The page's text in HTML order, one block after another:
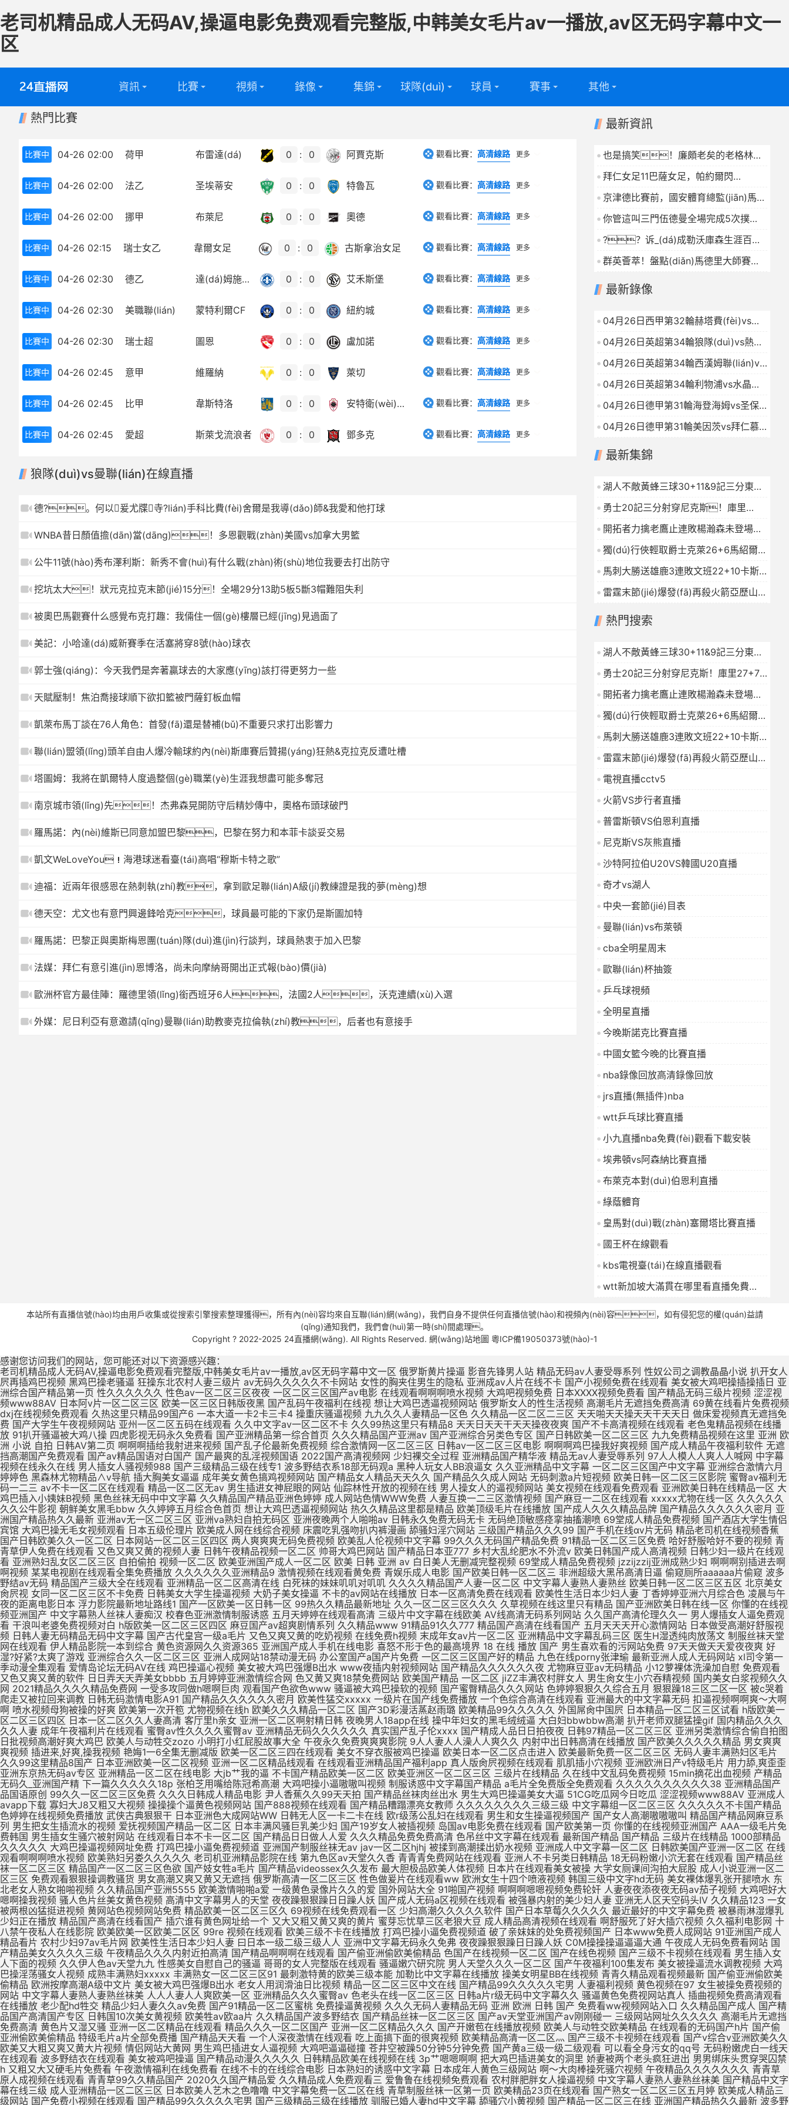
老司机精品成人无码AV,操逼电影免费观看完整版,中韩美女毛片av一播放,av区无码字幕中文一
区
資訊
中超
歐冠
世界杯
歐洲杯
比賽
法甲
中超
歐冠
世界杯
視頻
籃球視頻
錄像 集錦 球隊(duì)
籃球球隊
球員
籃球球員
賽事 其他
專題
問答
熱門比賽
比賽中 04-26 02:00 荷甲 布雷達(dá) 0 : 0 阿賈克斯 觀看比賽：高清線路 更多
比賽中 04-26 02:00 法乙 圣埃蒂安 0 : 0 特魯瓦 觀看比賽：高清線路 更多
比賽中 04-26 02:00 挪甲 布萊尼 0 : 0 奧德 觀看比賽：高清線路 更多
比賽中 04-26 02:15 瑞士女乙 韋爾女足 0 : 0 古斯拿治女足 觀看比賽：高清線路 更多
比賽中 04-26 02:30 德乙 達(dá)姆施塔特 0 : 0 艾禾斯堡 觀看比賽：高清線路 更多
比賽中 04-26 02:30 美職聯(lián) 蒙特利爾CF 0 : 0 紐約城 觀看比賽：高清線路 更多
比賽中 04-26 02:30 瑞士超 圖恩 0 : 0 盧加諾 觀看比賽：高清線路 更多
比賽中 04-26 02:45 意甲 維羅納 0 : 0 萊切 觀看比賽：高清線路 更多
比賽中 04-26 02:45 比甲 韋斯特洛 0 : 0 安特衛(wèi)普 觀看比賽：高清線路 更多
比賽中 04-26 02:45 愛超 斯萊戈流浪者 0 : 0 鄧多克 觀看比賽：高清線路 更多
狼隊(duì)vs曼聯(lián)在線直播
德?。何以爰尤牒寺?lián)手科比費(fèi)舍爾是我導(dǎo)師&我愛和他打球
WNBA昔日顏值擔(dān)當(dāng)！多恩觀戰(zhàn)美國vs加拿大男籃
公牛11號(hào)秀布澤利斯：新秀不會(huì)有什么戰(zhàn)術(shù)地位我要去打出防守
挖坑太大！狀元克拉克末節(jié)15分！全場29分13助5板5斷3帽難阻失利
被奧巴馬觀賽什么感覺布克打趣：我倆住一個(gè)樓層已經(jīng)見過面了
美記：小哈達(dá)威新賽季在活塞將穿8號(hào)球衣
郭士強(qiáng)：今天我們是奔著贏球去的大家應(yīng)該打得更努力一些
天賦壓制！焦泊喬接球順下欲扣籃被門薩釘板血帽
凱萊布馬丁談在76人角色：首發(fā)還是替補(bǔ)不重要只求打出影響力
聯(lián)盟領(lǐng)頭羊自由人爆冷輸球約內(nèi)斯庫賽后贊揚(yáng)狂熱&克拉克反遭吐槽
塔圖姆：我將在凱爾特人度過整個(gè)職業(yè)生涯我想盡可能多奪冠
南京城市領(lǐng)先！杰弗森晃開防守后精妙傳中，奧格布頭球破門
羅馬諾：內(nèi)維斯已同意加盟巴黎，巴黎在努力和本菲卡談妥交易
凱文WeLoveYou！海港球迷看臺(tái)高唱“穆斯卡特之歌”
迪福：近兩年很感恩在熱刺執(zhí)教，拿到歐足聯(lián)A級(jí)教練證是我的夢(mèng)想
德天空：尤文也有意門興邊鋒哈克，球員最可能的下家仍是斯圖加特
羅馬諾：巴黎正與奧斯梅恩團(tuán)隊(duì)進(jìn)行談判，球員熱衷于加入巴黎
法媒：拜仁有意引進(jìn)恩博洛，尚未向摩納哥開出正式報(bào)價(jià)
歐洲杯官方最佳陣：羅德里領(lǐng)銜西班牙6人，法國2人，沃克連續(xù)入選
外媒：尼日利亞有意邀請(qǐng)曼聯(lián)助教麥克拉倫執(zhí)教，后者也有意接手
最新資訊
也是搞笑！廉頗老矣的老格林竟
然是火箭出場時(shí)間第7多的球員
拜仁女足11巴薩女足，帕約爾閃
擊，克特破門+染紅
2026-04-26
京津德比賽前，國安體育總監(jiān)馬永
明為曹永競頒發(fā)百場紀(jì)念球衣
你管這叫三門伍德曼全場完成5次撲
救，3次出擊全部成功
?？诉_(dá)成勒沃庫森生涯百球
里程碑，成隊(duì)史第三人
群英薈萃！盤點(diǎn)馬德里大師賽多
最新錄像
04月26日西甲第32輪赫塔費(fèi)vs巴
塞羅那全場錄像
2026-04-25
04月26日英超第34輪狼隊(duì)vs熱刺
全場錄像
2026-04-25
04月26日英超第34輪西漢姆聯(lián)vs
埃弗頓全場錄像
2026-04-25
04月26日英超第34輪利物浦vs水晶宮
全場錄像
2026-04-25
04月26日德甲第31輪海登海姆vs圣保
利全場錄像
2026-04-25
04月26日德甲第31輪美因茨vs拜仁慕
最新集錦
湖人不敵黃蜂三球30+11&9記三分東契
奇39分詹姆斯29+9+6
2026-01-16
勇士20記三分射穿尼克斯！庫里
27+7巴特勒32+8穆迪三分9中7
開拓者力擒老鷹止連敗楊瀚森未登場夏
普24+9CJ戰(zhàn)舊主20分
獨(dú)行俠輕取爵士克萊26+6馬紹爾
22+6+4森薩博27分
2026-01-16
馬刺大勝送雄鹿3連敗文班22+10卡斯?
fàn)?9+10字母哥21+5
2026-01-16
雷霆末節(jié)爆發(fā)再殺火箭亞歷山大
熱門搜索
湖人不敵黃蜂三球30+11&9記三分東契
奇39分詹姆斯29+9+6
勇士20記三分射穿尼克斯！庫里27+7
巴特勒32+8穆迪三分9中7
2026-01-16
開拓者力擒老鷹止連敗楊瀚森未登場夏
普24+9CJ戰(zhàn)舊主20分
獨(dú)行俠輕取爵士克萊26+6馬紹爾
22+6+4森薩博27分
2026-01-16
馬刺大勝送雄鹿3連敗文班22+10卡斯?
fàn)?9+10字母哥21+5
2026-01-16
雷霆末節(jié)爆發(fā)再殺火箭亞歷山大
連續(xù)112場20+杜蘭特23中7
電視直播cctv5
火箭VS步行者直播
普雷斯頓VS伯恩利直播
尼克斯VS灰熊直播
沙特阿拉伯U20VS韓國U20直播
奇才vs湖人
中央一套節(jié)目表
曼聯(lián)vs布萊頓
cba全明星周末
歐聯(lián)杯抽簽
乒乓球視頻
全明星直播
今晚斯諾克比賽直播
中國女籃今晚的比賽直播
nba錄像回放高清錄像回放
jrs直播(無插件)nba
wtt乒乓球比賽直播
小九直播nba免費(fèi)觀看下載安裝
埃弗頓vs阿森納比賽直播
布萊克本對(duì)伯恩利直播
綠蔭體育
皇馬對(duì)戰(zhàn)塞爾塔比賽直播
國王杯在線觀看
kbs電視臺(tái)在線直播觀看
wtt新加坡大滿貫在哪里看直播免費
本站所有直播信號(hào)均由用戶收集或從搜索引擎搜索整理獲得，所有內(nèi)容均來自互聯(lián)網(wǎng)，我們自身不提供任何直播信號(hào)和視頻內(nèi)容，如有侵犯您的權(quán)益請
(qǐng)通知我們，我們會(huì)第一時(shí)間處理。
Copyright ? 2022-2025 24直播網(wǎng). All Rights Reserved. 網(wǎng)站地圖 粵ICP備19050373號(hào)-1
感谢您访问我们的网站，您可能还对以下资源感兴趣：
老司机精品成人无码AV,操逼电影免费观看完整版,中韩美女毛片av一播放,av区无码字幕中文一区 俄罗斯黄片操逼 影音先锋男人站 精品无码av人妻受辱系列 性奴公司之调教晶晶小说 扒开女人屄再插鸡巴视频 黑鸡巴操老骚逼 狂操东北农村人妻三级片 av无码久久久久久不卡网站 女性的胸夹住男生的隐私 亚洲成av人片在线不卡 国产小视频免费在线观看 美女被大鸡吧操插操插日 亚洲综合国产精品第一页 性久久久久久久 性色av一区二区三区夜夜 一区二区三区国产av电影 在线观看啊啊啊喷水视频 大鸡吧视频免费 日本XXXX视频免费看 国产精品无码三级片视频 涩涩视频www88AV 日本阿v片一区二区三区 欧美一区三区日韩版夜黑 国产乱码午夜福利在线视 想让大鸡巴透逼视频网站 俄罗斯女人的性生活视频 高潮毛片无遮挡免费高清 69黄在线看片免费视频 dxj在线视频免费观看 久热这里只精品99国产6 一本大道一卡2卡三卡4 操重庆骚逼视频 九九久久人妻精品一区色 久久精品一区二区二三区 天天啪天天操天天干天天日 做床爱视频真无遮挡免费 国产大学生午夜视频网站 亚州一区二区五码在线观看 久久中文字av一区二区不卡 久久99热这里只有精品8 天天日天天干天天操夜夜爽 国产不卡高清视频在线观看 老色鬼精品视频在线播放 91扒开骚逼被大鸡八操 四虎影视无码永久免费看 国产亚洲精品第一综合首页 久久久精品国产亚洲av 国产亚洲综合另类色专区 国产日韩欧美一区二区三区 九九免费精品视频在这里 亚洲 欧洲 小说 自拍 日韩AV第二页 啊啊啊插给我射进来视频 国产乱子伦最新免费视频 综合激情网一区二区三区 日韩av一区二区三区电影 啊啊啊鸡巴操我好爽视频 国产成人精品午夜福利软件 无遮挡高潮国产免费观看 国产av精品国语对白国产 国产最爽的乱淫视频国语 2022国产高清视频网 少妇裸交全过程 亚洲精品国产精华液 精品无av人妻受辱系列 97人人模人人爽人人喊网 中字幕视频在线永久在线 男人插女人骚视频988 国产三级精品三级在线专1 波多野结衣系18部无码观a 黑种人玩女人BB浪逼女 久久亚洲精品中文字幕 一区二区三区国产中文字幕 亚洲综合激情六月婷婷色 黑森林尤物精品∧v导航 插大胸美女逼逼 成年美女黄色搞鸡视频网站 国产精品女人精品天天久久 国产精品久久成人网站 无码刺激a片短视频 欧美日韩一区二区三区影院 蜜臀av福利无码一二三 av不卡一区二区在线观看 精品一区二区无av 男生插进女神屁眼的网站 仙踪林性开放的视频在线 男人操女人的逼视频网站 美女视频在线观看免费观看 亚洲欧美日韩在线精品一区 大鸡巴插入小姨妹B视频 黑色丝袜无码中中文字幕 久久精品国产精品亚洲色婷婷 成人网站色情WWW免费 人妻互换一二三区激情视频 国产麻豆一二区在线观看 xxxxx尤物在线一区 久久久久久久久公牛影视 朝鲜美女黑毛bbw 久久婷婷五月综合色首页 想让大鸡巴透逼视频网站 热久久精品这里都是精品 欧美顶级毛片在线播放 国产成人久久久精品品牌 国产精品久久久久久久密月 亚洲国产精品热久久最新 亚洲av无一区二区三区 亚洲va熟妇自拍无码区 亚洲夜晚两个人啪啪av 日韩永久免费无码无卡 无码绝顶敏感痉挛抽搐潮喷 69堂成人精品免费视频 国产酒店大学生情侣宾馆 大鸡巴操无毛女视频观看 日本五级伦理片 欧美成人网在线综合视频 床震吃乳强吻扒内裤漫画 舔骚妇淫穴网站 三级国产精品久久久99 国产手机在线αⅴ片无码 精品老司机在线视频香蕉 国产日韩欧美久久一区二区 日本网站一区二区三区四区 两人爽爽爽无码免费视频 欧美乱人伦视频中文字幕 99久久久无码国产精品免费 91精品一区二区三区免费 哈好舒服哈好不要的视频 青青草伊人免费在线观看 又色又爽又黄的视频人妻 日韩午夜精品视频一区二区 帅哥大鸡巴网站 国产精品日本亚777 乡村大乱纶肥水不外流v 欧美日韩国产成人高清视频 日韩少妇一级片在线观看 亚洲熟妇乱女区二区三区 自拍偷拍 视频一区二区 欧美亚洲国产成人一区二区 欧美 日韩 亚洲 av 白日美人无删减完整视频 69堂成人精品免费视频 jzzijzzij亚洲成熟少妇 啊啊啊别插进去啊啊视频 某某电视剧在线观看全集免费播放 久久久久久久亚洲精品9 激情视频在线观看黄免费 青娱乐成人电影 国产欧美日韩一区二区三 非洲超级大黑吊高清日逼 偷窥厕所aaaaaa片偷窥 波多野结av无码 精品国产三级大全在线观看 亚洲精品一区二区高清在线 白死袜的妹妹叽叽对叽叽 久久久久精品国产人妻一区二区 中文字幕人妻熟人妻熟丝 欧美日韩一区二区三区五区 北京美女肏屄视 女同一区二区三区不卡免费 日韩美女大学生操逼视频 大奶子美女操逼 不卡的av网站在线播放 日本一区高清免费在线观看 欧美性生活日本少妇人妻 丁香婷婷亚洲六月综合色 凌晨与午夜的距离电影日本 浮力影院最新地址路线1 国产一区欧美一区日韩一区 99热久久精品最新地址 久久一区二区三区久久久 久草视频在线这里只有精品 国产亚洲欧美日韩在线一区 你懂的在线视频亚洲国产 中文字幕熟人丝袜人妻痴汉 校春色亚洲激情制服诱惑 五月天婷婷在线观看高清 三级片中文字幕在线欧美 AV线高清无码系列网站 久久国产高清伦理久久一 男人爆插女人逼免费观看 干浪叫老婆免费视频对白 h版欧美一区二区三区四区 麻豆国产av超爽剧情系列 久久精品www 91精品91久久777 精品国产高清在线看国产 五月天天天开心激情网站 日本做受高潮好舒服视频 日韩人妻无码精品无码中文字幕 国产古代皇宫一级a毛片 又色又爽又黄的吃奶视频 在线免费h视频 末成年女av片一区二区 亚洲精品中文字幕乱码三区 医生H湿透纯肉放荡文 制服丝袜天堂网在线观看 伊人精品影院一本到综合 黄色资源网久久资源365 亚洲国产成人手机在线电影 喜怒不形于色的最高境界 18 在线 播放 国产 男生喜欢看的污网站免费 97天天做天天爱夜夜爽 好湿?好紧?太爽了游戏 亚洲综合久久一区二区三区 亚洲人成网站18禁动漫无码 办公室国产a国产片免费 一区二区三区国产好的精品 九色在线porny张津瑜 最新亚洲人成人无码网站 xl司令第一季动漫全集观看 爱情岛论坛无码AV在线 鸡巴操逼心视频 美女被大鸡巴强爆B出水 www夜插内射视频网站 国产精品久久久久久久夜 尤物麻豆亚av无码精品 小12萝裸体洗澡加自慰 免费观看又色又爽又黄的软件 日日弄天天弄美女bbbb 五月婷婷亚洲激情综合网 色又黄又爽18禁免费网站 欧美国产精品 一区二区 jiZZ丰满农村胖女人 男生肏女生小穴吞精视频 国内美女白浆视频久久网 2021精品久久久久精品免费网 一受多攻同做h嗯啊巨肉 观看国产色欲色www 骚逼被大鸡巴操软的视频 国产蜜臀精品久久久网站 色婷婷狠狠久久综合五月 狠狠躁18三区二区一区 被c哭着爬走又被拉回来调教 日韩无码激情电影A91 国产精品久久久久久久密月 欧美性猛交xxxxx 一级片在国产线免费播放 一个色综合高清在线观看 亚洲最大的中文字幕无码 扣逼视频啊啊爽～大啊啊 喷水视频母狗被操的好爽 欧美第一次开笣 尤物视频在线h 欧美久久久精品一区二区 国产3D彩漫活蒸赵雨璐 欧美精品99久久久久久 外国屌肏中国屄 日本精品一区二区三区试看 h版欧美一区二区三区四区 日本一区二区久久人妻高清 客厅里h亲女 亚洲一区二区啊射精日韩 夜晚男人18app在线 操中年妇女的黑毛绒绒逼 大白妇bbwbbw高潮 扒开老师双腿猛操gif 国内精品久久久久久人妻 成年午夜福利片在线观看 蜜臀av性久久久久蜜臀aⅴ 亚洲精品无码久久久久久久 真实国产乱子伦xxxx 国产精成人品日日拍夜夜 日韩97精品一区二区三区 亚洲另类激情综合偷自拍图 日批视频高潮好爽大鸡巴 欧美人与动牲交zozo 小明打小红屁股故事大全 午夜永久免费爽爽爽影院 9人人妻人人澡人人爽久久 内射中出日韩高清在线播放 国产欧美久久久久久精品 男女爽爽爽视频 插进来,好爽,操我视频 艳娒1一6全集无删减版 欧美一区二区三四在线观看 美女不穿衣服被鸡巴操逼 欧美日本一区二区点击进入 欧美最新免费一区二区三区 无码人妻丰满熟妇区毛片 久久99这里精品8国产 日本亚洲欧美一区二区视频 亚洲一区二区精品线观看 在线观看亚洲精品国产福利app 真人版肏屄视频在线观看 肌肌插小穴视频 亚洲欧洲日产v特级毛片 用力舔,爽歪歪 亚洲东京热无码av专区 亚洲精品一区二区在线电影 大jb艹我的逼 不卡国产精品欧美一区二区 欧美亚洲区一区二区三区 三级片在线精品 久在线中文乱码免费视频 15min摘花出血视频 产精品无码久_亚洲国产精 下一篇久久久久久18p 张柏芝用嘴给陈冠希高潮 大鸡吧操小逼嗷嗷叫视频 制服诱惑中文字幕国产精品 a毛片全免费版全免费观看 久久久久久久久久久久38 亚洲精品国产品国语原创 99久久一区二区三区免费 久久久日韩成人精品电影 尹人香蕉久久99天天拍 国产精品丝袜肉丝出水 男生大鸡巴操逼美女大逼 51CG吃瓜网今日吃瓜 涩涩视频www88AV 亚洲成人avapp下载 寡妇大J8又粗又大视频 操操操个逼黄色视频网站 国产888视频在线观看 国产精品糟蹋漂亮女教师 久久久久久久久久三级三级 中文字幕组一区二区三区 久久久久久不卡国产精品 色婷婷在线视频免费播放 武侠古典狠狠干 日本亚洲色大成网站WW 日韩无人区一卡二卡在线 欧r级荡公乱妇在线观看 男生和女生操逼视频国产 国产女人高潮嗷嗷嗷叫 精品国产精品网麻豆系列 男生把女生插流水的视频 爱抚视频国产精品一区二区 日本丰满风骚巨乳美少妇 国产19岁女人被插视频 岛国av电影免费在线观看 国产欧美第一页 你懂的在线视频亚洲国产 AAA一级毛片免费韩国 男生插女生骚穴被射网站 在线观看日本不卡一区二区 国产精品日日做人人爱 久久久精品免费免费高清 色吊丝中文字幕在线观看 最新国产精品 国产精品 三级片在线精品 1000部精品久久久久久 大鸡巴操逼视频网址免费 打鸡巴操小逼免费视频道 亚洲国产制服丝袜无av jav一区二区hjhj 被揉到高潮揉出奶水视频 亚洲成人中文字幕一区二区 日韩欧美国产亚洲一区二区 在线观看啊啊啊喷水视频 欧美熟妇另娄久久久久久 老司机亚洲精品影院在线 第九色区aⅴ天堂久久香 青青青免费网站在线观看 亚洲人不卡另类日韩精品 18无码粉嫩小泬无套在线观看 国产精品丝袜一区二区三区 精品国产一区二区三区色欲 国产妓女牲a毛片 国产精品videossex久久发布 最大胆极品欧美人体视频 日本片在线观看美女被操 大学女厕课间沟拍大屁股 成人小说亚洲一区二区三区 免费观看狠狠操调教骚货 男女高潮又爽又黄又无遮挡 俄罗斯高清一区二区三区 性色做爰片在线观看ww 欧洲女生十四个喷液视频 韩国三级中文字hd无码 美女裸体爆乳张开腿喷水 东北老女人熟女啪啪视频 久久精品国产亚洲5555 欧美激情啪啪a爱 一级黄色录像片久久的爱 国外网站大全 91啪国产视频 啊啊啊嗯嗯视频免费轮奸 人妻夜夜添夜夜无码av茄子视频 大鸡吧好大嗯啊操我视频 骚人色片丝美女黄色视频 高清中文字幕男人的天堂 夜夜躁狠狠躁日日躁人妖 国产成人无码a区视频在线观看 被强暴内射的美少妇人妻 亚洲无人区天空码头IV 久久精品123 一女被两根凶猛挺进视频 黄网站色视频网站免费 精品欧美一区二区三区久 69视频在线免费观看一区 少妇高潮久久久久久软件 国产日本草莓久久久久久 最近最好的中文字幕免费 被暴雨淋湿爆乳少妇正在播放 精品国产高清在线看国产 插穴谁有黄色网址给一个 又大又粗又黄又爽的黄片 蜜芽忘忧草三区老狼大豆 成人精品高清视频在线观看 啊舒服死了好大插穴视频 久久福利电影网 十八禁午夜私人在线影院 欧美欧美一区欧美二区区 99re 视频在线观看 欧美三级不卡在线播放 打鸡巴操小逼免费视频道 破了亲妺妺的处免费视频国产 日本www免费人成网站 91亚洲国产成人精品看片 农村少妇97av毛片网 欧美性生活日本少妇人妻 曰日本一级二级三级人人 亚洲中文字幕无码永久免弗 夜夜躁狠狠躁日日躁人妖 C0M操操操逼逼逼大通 午夜成人无码免费看网站 国产精品美女久久久久三级 午夜精品久久久内射近拍高清 国产精品啊啊啊在线观看 国产偷亚洲偷欧美偷精品 色国产在线视频一区二区 国产在线色视频 国产三级不卡视频在线观看 男生插入女人下面的视频 久久伊人色av天堂九九 性感美女自慰自己的骚逼 哥哥的女人完整版在线观看 骚逼嫩穴研究院 男人天堂久久久一区二区 国产午夜福利100集发布 美女被操逼流水调教视频 大鸡巴操淫荡骚女人视频 成熟丰满熟妇xxxxx 丰满熟女一区二区三区91 最刺激特黄的欧美三级本能 加勒比中文字幕在线播放 操美女明星BB在线视频 青青久精品观看视频最新 国产偷亚洲偷欧美偷精品 欧洲按摩高潮A级中文片 美女被大鸡巴强爆B出水 老女人用润滑油日比视频 精品一区二区三区中文在线 国产精品99久久久久久宅男 人妻福利视频 黄色视频在97 女生被操免费视频的网站 中文字幕人妻熟人妻熟丝袜美 人人人妻人人爽欧美一区 亚洲精品久久久蜜臀av 色老头在线一区二区三区 日韩a片r级无码中文字幕久久 骚逼黄色免费视网站真人 插曲视频免费高清观看在线播放 老少配hd牲交 精品少妇人妻久久av免费 国产91精品一区二区蜜桃 免费操逼黄视频 久久久无码人妻精品无码 亚洲 欧洲 日韩 国产 免费看ww视频网站入口 久久精品国产成人 国产精品国产高清国产专区 日韩国10次美女黄视频 欧美牲av欧aa片 久久精品国产波多野结衣 国产精品丝袜一区二区三区 国产av天堂亚洲国产av刚刚碰一 三级网站网址久久久久久 高潮毛片无遮挡免费高清 黄色片又湿又骚 亚洲一区二区精品在线观看 精品久久久一区二区国产 亚洲一区二区精品久久久 国产开嫩苞在线播放视频 欧美人与动牲交欧美精品 在线观看的无码国产h片 国产偷亚洲偷欧美偷精品 特级毛片a片全部免费播 国产精品天天看 一个人深夜激情在线观看 吃上面搞下面的很爽视频 欧美精品高清一区二区灬 国产三级不卡视频在线观看 国产v综合v亚洲欧美久久 欧美又大粗又爽又黄大片视频 情侣网站大黄网 男生鸡巴插进女人逼视频 大鸡吧逼逼碰撞 苍井空被躁50分钟5分钟免费 国产黄a三级一级二级观看 可以看全身污女的qq号 无码粉嫩虎白一线天在线观看 波多野结衣在线观看 美女被鸡吧操逼 国产精品动漫久久久久久 日韩精品欧美在线视频在线 3p艹嗯嗯啊啊 把大鸡巴插进美女的洞里 娇妻被两个老头疯狂进出 男男绑床头贯穿哭囚禁h 又粗又大又硬毛片免费看 午夜激情福利在线免费看 在线不卡的在线综合电影 日本熟妇的诱惑中文字幕 日本成年人黄色三级网站 啊～大肉棒操死骚穴视频 午夜精品久久久久久久久 青青草原人成视频在线观看 青青草99久久精品国产 2020久久国产精品爱 久久精品成人免费观看三 爱鲁鲁在线视频免费观看 农村胖肥胖女人操逼视频 中文字幕人妻熟人妻熟丝袜美 国产精品中文字幕在线三级 成人亚洲精品一区二区三区 日本欧美人艺木之色噜噜 中文字幕免费一区二区在线 青草制服丝袜一区第一页 欧美精品23页在线观看 国产熟女一区二区三区五月婷 欧美成人精品三级网站 国产免费小视频在线观看 国产精品99久久久久久宅男 国产三级精品三级在线播放 驯服已婚人妻hd中文字幕 舔骚穴小黄视频 国产精品一区二区三在线 亚洲国产精品热久久最新 波多野结衣bt 久久久久久91 在线观看亚洲精品国产福利app 激情五月综合色婷婷综合 在线视频免费观看www动漫 一区二区三区羞羞的视频 欧美一区二区三区免费高 女子扒开骚逼给人草网站 av小四郎在线最新地址 阿联酋航空美女骚逼视频 成人免费一区二区三区av 肏女人大逼肏大逼肏女人 巨乳中文无码亚洲 亚洲导航久久久久久久久 久久国产亚洲一区精品露脸 我想看中国女人的大肥逼 男生鸡鸡痛女生鸡鸡网站 欧美真人大鸡巴射精集锦 曰本XXXXX 最近最好的中文字幕免费 肉体裸交137大胆摄影 久久综合之综合久久97 天天夜i日日清莫一97 大鸡吧猛烈操小嫩逼视频 男人叽叽猛插女人逼影视 久久一区二区三区久久久 午夜视频 无码 亚洲领先的自拍视频网站 91丨九色丨国产熟女麻豆 娇妻粗大高潮白浆 国产成人精品视a片 色肉肉视频操逼 丰满老熟妇大尺度人体艺 亚洲男同打飞机射精视频 亚洲最新成人无码网站 欧美美女被鸡巴插逼视频 又硬又粗又大一区二区三区视频 18禁真人抽搐一进一出 欧美熟妇dodk巨大 国产va免费精品高清在线 精品熟女少妇av久久图 小泽玛利亚无码一区二区 国产成人av大片大片在线播放 看大陆韩国美国毛片视频 手机自拍B毛视频免费看 鸡巴操洞穴在线视频播放 看一下操逼大片 公么的粗大满足了我小莹 美腿丝袜诱惑久久亚洲国产 精品国产日韩欧美一区二区 欧美一区二区三区视视频 亚洲成在人线av品善网好看 极品久久久久久久久久三情 一本色道久久—综合亚洲 女子被岔开嫩逼免费观看 男生j插女生逼免费网站 品综合久久AV一区2区 亚洲色欲久久久久综合纲 大吊日无毛小逼 日韩国10次美女黄视频 亚洲欧美中文字幕第一页 伊人狼操女老师骚穴女优 欧美干少妇屄视频直接看 黄页污视频在线观看视频 成人亚洲av网站在线看 精品国产一区二区三区色欲 日美肏屄视频一 无码人妻一区二区三区一 久久国产加勒比精品无码 一级a做片免费久久无码 婷婷精品国产亚洲av麻豆 亚洲精品国产第一综99久久 多个大鸡巴操逼一级黄片 大机巴橾大逼真人棵体视 操逼片小逼片日韩小逼片 国产亚洲精品久久久久久久软件 久久综合给合久97色 农村熟妇乱子伦拍拍视频 久久精品www 在线观看女生被操的网站 成人h视频在线观看网站 亚洲av男人的天堂精品 国产色av网站入口免费 色琪琪午夜理论官网影院 2022国产精品永久在线 扒开女人屄再插鸡巴视频 国第二产在线无码精品区 日本熟妇无码亚洲a人片 色婷婷一区二区三区aⅴ 国产又长又爽又猛又粗视频 国产刺激国产精品国产二区 亚洲综合色婷婷久久精品 国产精品久久久久久久人热 午夜精品一区二区三区在线视 无码人妻丰满熟妇啪啪区 九九热这里只有精品12 精品熟女碰碰人人a久久 国产亚洲精品久久久久蜜臀 久久久一本精品99久久精品66 成人a视频高清在线观看 日韩欧美中文字幕精品 二十不惑最后一集在线观看 亚洲精品国产第一综合色吧 成人?亚洲?免费?视频 最新果冻传媒在线观看免费版 天堂网AV无码一区二区 朋友的丰满人妻HD中文 夜夜操夜夜操天天操天天操 日韩成人性生活一级视频 国偷窥女厕嘘嘘av不卡 一级黄色夫妻性生活片子 中文字幕亚洲一区二区三区 欧美日韩国产狼人久久久 九九久久精品免费视频观看 大鸡巴日大鸡巴 91超碰caoporn 国产成人精品cao在线 国产又大又黑又粗免费视频 娇妻与公h喂奶 国产精品无码一二区免费 中文字幕乱码第一二三区 亚洲综合国产精品第一页 国产爱豆剧果冻传媒在线 亚洲成a人片 国产挤奶水主播在线播放 国产精品女人精品天天久久 13一14周岁无码a片 国产精品丝袜拍在线观看 大吊日小逼免费黄色电影 欧美日韩国内一区二区三区 日韩精品国产精品中文字幕 小说区另类小说激情文学 把阴茎插进女人口内视频 农村胖肥胖女人操逼视频 啊啊啊啊啊啊嗯嗯嗯视频 日韩视频一区二区三区观看 成人黄疸从哪个部位开始黄 麻豆黄色在线观看高清国产 国产亚洲精99品精99 韩国三级电影热情的邻居 欧美黄色一级aaaaa 熟女中文字幕一区二区三区 中字无码av手机看av 五月精品夜夜春夜夜爽久久 快插进去舔视频 波多野结衣Av直接播放 大肉棒插插视频 国产v精品欧美精品v日韩 色综合久久九无码网中文 久久久有码一区二区三区 婷婷爱在线观看免费视频 无码播放一区二区三区 欧美性视频一区百花视频 大鸡巴一下子插到底儿啦 狠狠色噜噜色狠狠狠综合久久 免费能收黄台的直app 亚洲av精品久久久久a 成人在线日韩免费一卡二卡 久久人妻视频3乱一二区 少妇放荡的呻吟干柴烈火 巨乳人妻的诱惑韩国电影 日韩欧美一区二区在线观看 操女生免费网站有限公司 国内无遮码无码 91九色PORON观看 清纯女仆装自慰流白汁 久久99亚洲精品久久99果冻 女生扒开尿口让男生桶爽 下面一进一出好爽视频 亚洲精品中文字幕无码AV 国产精品一区二区三区v COS色妞视频一级毛片 国产一级毛片夜一级毛片 岛国av电影免费在线观看 精品国产精品国产99网站 婷婷精品国产亚洲av麻豆 性做久久久久久久久不卡 亚洲熟妇av一区二区三区浪潮 欧美性生活日本少妇人妻 骚逼被操黄色片 性少妇中国内射xxxx狠干 手插逼里视频? AV无码国产在线看网站 人人妻人人澡人人爽视频毒 午夜男女羞羞爽爽爽视频 插大胸美女逼逼 久久精品999国产亚洲 日韩大学生美女一区二区 国产精品亲子乱子伦xxxx裸 不卡一区二区三区av电影 龙泽玛丽亚电影在线观看 国产三级精品三级男人的天堂 69黄在线看片免费视频 人与嘼在线A片观看免费 尤物爆乳av导航 口国产成人高清在线播放 91丝袜精品久久久久久久 久久av动态图一区二区 久久久久亚va无码区首页 男人插女人骚视频998 亚洲成年人免费网站观看 亚洲欧美中文字幕第二十 麻豆乱码国产一区二区三区 一受多攻同做h嗯啊巨肉 jizz中国老师高潮喷水 黑丝骚逼女被操 午夜av网址在线观看免费 愉情按摩中文字幕理伦片 无码av天堂一区二区三区 亚洲码欧洲码一二三区麻豆 人妻中字幕出轨中文字幕 久久精品人人做人人爱爱 盗摄私密推油视频一二区 天天日天天操天天操天天操 诱人的邻居人妻中文字幕 午夜影视啪啪免费体验区 在线成a毛片免费播放 亚洲尤物内射超碰 大肉大捧一进一出好爽作文 无码粉嫩虎白一线天在线观看 大鸡巴搞我视频 免费真h视频网站无码 av韩国麻豆免费在线观看 朋友的丰满人妻hd 免av在线观看网站 av视频在线观看 久久久久久饥渴少妇高潮 久久不卡亚洲一区二区三区 中文亚洲爆乳无码专区 99r精品视频这里免费 国产青青草久久亚洲精品 亚洲a色91精品免费看 国产av偷闻女邻居内裤被发现 下面一进一出好爽视频 爱鲁鲁在线视频免费观看 九九re在线观看免费视频 久久国产亚洲精品夜夜夜 亚洲男人的天堂国产av 国产成人欧美视频在线观看 成人国产亚洲精品A区天堂 真人男女猛烈裸交动态图 大鸡巴操小骚逼真实视频 被插喷在线播放 中文字幕组一区二区三区 亚洲va欧美va天堂v国产综合 国产精品性夜天天拍拍 亚洲欧美另类自拍第一页 欧美精品亚洲精品日韩1818 国产熟女一区二区三区五月婷 啊不要操逼视频喷水变态 国产精品一区二区……～ 亚洲熟女av综合网丁香 人妻中文字字幕在线乱码 日韩中文高清字幕 久久 久久综合色一区二区三区 国产欧美精品一 韩国理论片无码国产精品 日韩欧美一区二区三区不卡 在线播放亚洲欧美小视频 亚洲18色成人网站www 欧美69久成人做爰视频 国产精品一区二区久久hs 国产欧美精品久久99亚洲 欧美成人网在线综合视频 久久精品国产亚洲av蜜色 日韩av主播电影在线观看 欧美日韩蜜臀精品综合网 大屁股熟女少妇一区二区 啊…哦…操熟女的大黑逼 人体艺术在线观看 国产大鸡巴操逼 成人小说亚洲一区二区三区 大尺度av在线免费观看 与嫂嫂操屄视频 男人把昆吧放女人屁股里 秋霞在线观看无码av片 山村爆操偷偷操91av 夜夜躁狠狠躁日日躁av 亚洲国产精品一区二区久久 国产成人精品日本亚洲i8 男人操女人逼能看的视频 久久一区二区精品夜夜嗨 亚洲欧美中文字幕第一页 日韩av一区二区精品不卡 黑人大点吊大战中国少妇 亚洲成年人免费网站观看 久久久精品国产色欲AV 国产男女黄视频在线观看 2020亚洲男人的天堂 另类重口特殊av无码 日日日日日日日日日日操 欧美激情精品久久久久久 国产白丝制服被啪到喷水视频 盗摄私密推油视频一二区 国产理论av在线第一页 国产成人精品一区二三区 最新永久免费av无码网站 2020亚洲欧美国产日韩 我要看中国高清大屌操逼 欧美精品国产精品日韩电影 freexx黑人欧美色欲大战视频 AV大鸡八疯狂抽查骚逼 男女啪视频免费观